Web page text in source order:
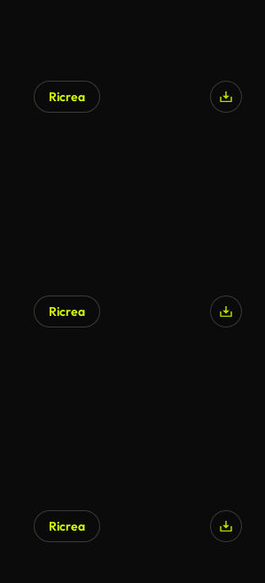
Ricrea
Ricrea
Ricrea